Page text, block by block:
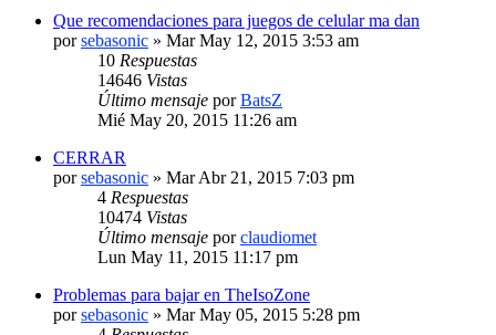
Que recomendaciones para juegos de celular ma dan
porsebasonic » Mar May 12, 2015 3:53 am
10 Respuestas
14646 Vistas
Último mensaje porBatsZ
Mié May 20, 2015 11:26 am
CERRAR
porsebasonic » Mar Abr 21, 2015 7:03 pm
4 Respuestas
10474 Vistas
Último mensaje porclaudiomet
Lun May 11, 2015 11:17 pm
Problemas para bajar en TheIsoZone
porsebasonic » Mar May 05, 2015 5:28 pm